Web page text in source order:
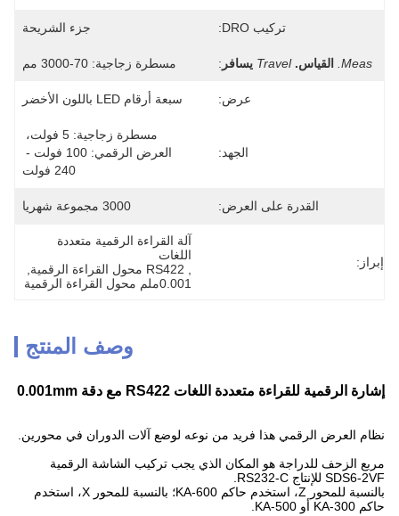
تركيب DRO: جزء الشريحة
Meas. القياس. Travel يسافر : مسطرة زجاجية: 70-3000 مم
عرض: سبعة أرقام LED باللون الأخضر
الجهد:
240 فولت
القدرة على العرض: 3000 مجموعة شهريا
إبراز:
اللغات
RS422 محول القراءة الرقمية
0.001ملم محول القراءة الرقمية
وصف المنتج
إشارة الرقمية للقراءة متعددة اللغات RS422 مع دقة 0.001mm
نظام العرض الرقمي هذا فريد من نوعه لوضع آلات الدوران في محورين.
مربع الزحف للدراجة هو المكان الذي يجب تركيب الشاشة الرقمية
SDS6-2VF للإنتاج RS232-C.
بالنسبة للمحور Z، استخدم حاكم KA-600؛ بالنسبة للمحور X، استخدم
حاكم KA-300 أو KA-500.